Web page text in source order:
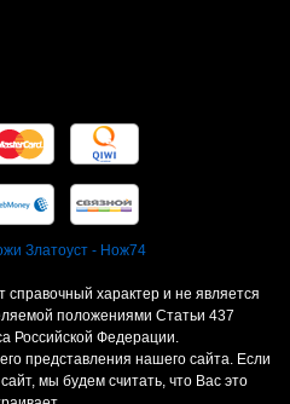
Златоуст - Нож74
характер и не является
положениями Статьи 437
Российской Федерации.
представления нашего сайта. Если
мы будем считать, что Вас это